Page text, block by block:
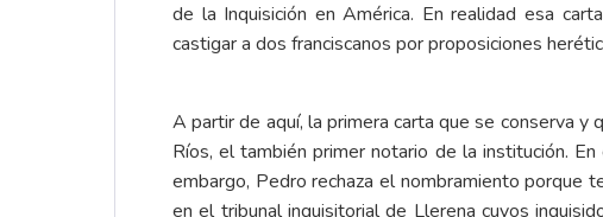
de la Inquisición en América. En realidad esa
castigar a dos franciscanos por proposiciones
A partir de aquí, la primera carta que se conserva
Ríos, el también primer notario de la institución.
embargo, Pedro rechaza el nombramiento porque
en el tribunal inquisitorial de Llerena cuyos